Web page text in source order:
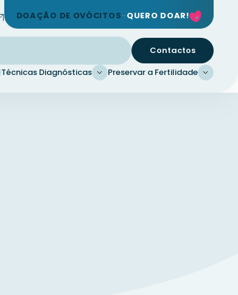
DOAÇÃO DE OVÓCITOS QUERO DOAR!
Técnicas Diagnósticas Preservar a Fertilidade
Contactos